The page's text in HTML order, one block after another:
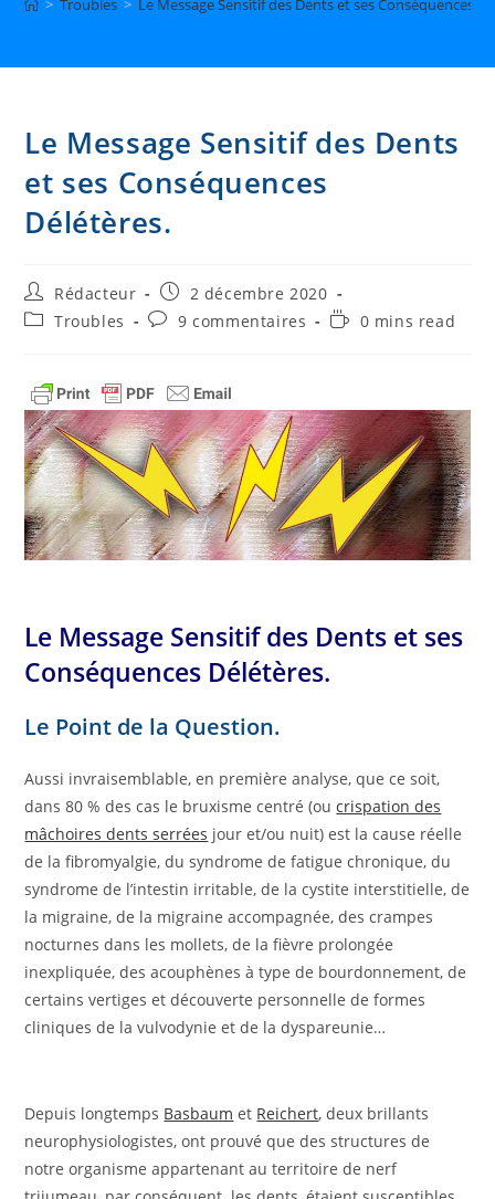
> Troubles > Le Message Sensitif des Dents et ses Conséquences
Le Message Sensitif des Dents
et ses Conséquences
Délétères.
Auteur/autrice
de
la
Rédacteur
Publication
publiée :
2 décembre 2020
PostTroubles
Commentaires
publication :
9 commentaires
Temps0 mins read
Le Message Sensitif des Dents et ses
Conséquences Délétères.
Le Point de la Question.
Aussi invraisemblable, en première analyse, que ce soit,
dans 80 % des cas le bruxisme centré (oucrispation des
mâchoires dents serrées jour et/ou nuit) est la cause réelle
de la fibromyalgie, du syndrome de fatigue chronique, du
syndrome de l’intestin irritable, de la cystite interstitielle, de
la migraine, de la migraine accompagnée, des crampes
nocturnes dans les mollets, de la fièvre prolongée
inexpliquée, des acouphènes à type de bourdonnement, de
certains vertiges et découverte personnelle de formes
cliniques de la vulvodynie et de la dyspareunie…
Depuis longtemps Basbaum et Reichert, deux brillants
neurophysiologistes, ont prouvé que des structures de
notre organisme appartenant au territoire de nerf